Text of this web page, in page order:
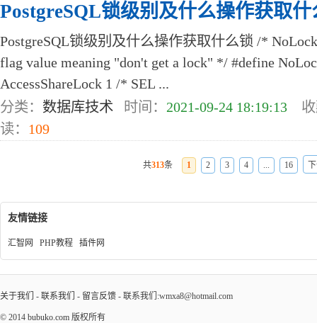
PostgreSQL锁级别及什么操作获取什
PostgreSQL锁级别及什么操作获取什么锁 /*
flag value meaning "don't get a lock" */ #define
AccessShareLock 1 /* SEL ...
分类： 数据库技术 时间： 2021-09-24 18:19:13 收
读： 109
共313条 1 2 3 4 ... 16
友情链接
汇智网 PHP教程 插件网
关于我们 - 联系我们 - 留言反馈 - 联系我们:wmxa8@hotmail.com
© 2014 bubuko.com 版权所有